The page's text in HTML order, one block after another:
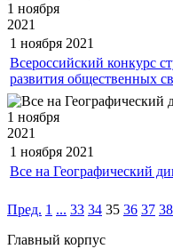
1 ноября
2021
1 ноября 2021
Всероссийский конкурс
развития общественных
1 ноября
2021
1 ноября 2021
Все на Географический
Пред. 1 ... 33 34 35 36 37 38
Главный корпус